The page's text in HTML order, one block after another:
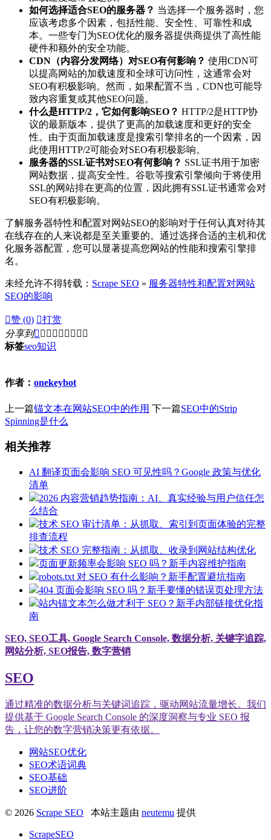
如何选择适合SEO的服务器？ 当选择一个服务器时，您
应该考虑多个因素，包括性能、安全性、可靠性和成
本。一些专门为SEO优化的服务器提供商提供了高性能
硬件和额外的安全功能。
CDN（内容分发网络）对SEO有何影响？ 使用CDN可
以提高网站的加载速度和全球可访问性，这通常会对
SEO有积极影响。然而，如果配置不当，CDN也可能导
致内容重复或其他SEO问题。
什么是HTTP/2，它如何影响SEO？ HTTP/2是HTTP协
议的最新版本，提供了更高的加载速度和更好的安全
性。由于页面加载速度是搜索引擎排名的一个因素，因
此使用HTTP/2可能会对SEO有积极影响。
服务器的SSL证书对SEO有何影响？ SSL证书用于加密
网站数据，提高安全性。谷歌等搜索引擎倾向于将使用
SSL的网站排在更高的位置，因此拥有SSL证书通常会对
SEO有积极影响。
了解服务器特性和配置对网站SEO的影响对于任何认真对待其
在线存在的人来说都是至关重要的。通过选择合适的主机和优
化服务器配置，您可以显著提高您网站的性能和搜索引擎排
名。
未经允许不得转载： Scrape SEO » 服务器特性和配置对网站
SEO的影响
赞 (0) 打赏
分享到        
标签seo知识
作者： onekeybot
上一篇锚文本在网站SEO中的作用 下一篇SEO中的Strip
Spinning是什么
相关推荐
AI 翻译页面会影响 SEO 可见性吗？Google 政策与优化
清单
2026 内容营销趋势指南：AI、真实经验与用户信任怎
么结合
技术 SEO 审计清单：从抓取、索引到页面体验的完整
排查流程
技术 SEO 完整指南：从抓取、收录到网站结构优化
页面更新频率会影响 SEO 吗？新手内容维护指南
robots.txt 对 SEO 有什么影响？新手配置避坑指南
404 页面会影响 SEO 吗？新手要懂的错误页处理方法
站内锚文本怎么做才利于 SEO？新手内部链接优化指
南
SEO, SEO工具, Google Search Console, 数据分析, 关键字追踪,
网站分析, SEO报告, 数字营销
SEO
通过精准的数据分析与关键词追踪，驱动网站流量增长。我们
提供基于 Google Search Console 的深度洞察与专业 SEO 报
告，让您的数字营销决策更有依据。
网站SEO优化
SEO术语词典
SEO基础
SEO进阶
© 2026 Scrape SEO 本站主题由 neutemu 提供
ScrapeSEO